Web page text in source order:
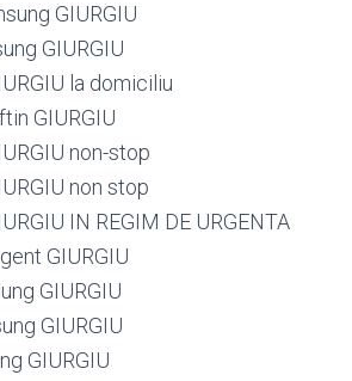
GIURGIU
GIURGIU
la domiciliu
GIURGIU
non-stop
non stop
IN REGIM DE URGENTA
GIURGIU
GIURGIU
GIURGIU
GIURGIU